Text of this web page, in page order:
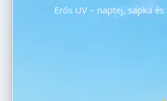
Erős UV – naptej, sapka